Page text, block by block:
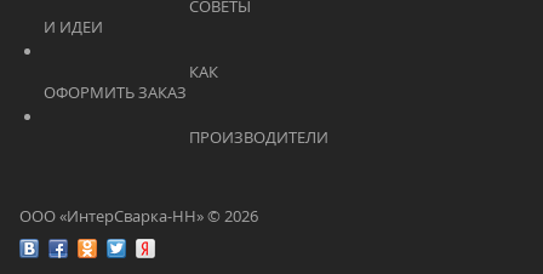
ООО «ИнтерСварка-НН» © 2026